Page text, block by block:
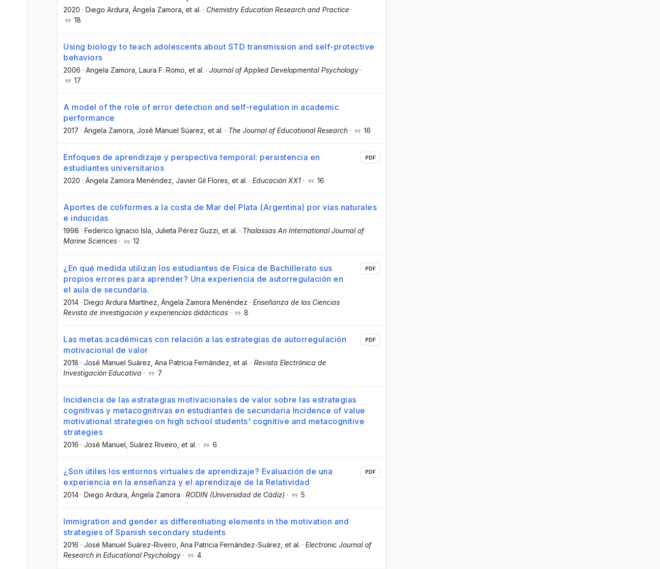
2020 · Diego Ardura , Ángela Zamora , et al. · Chemistry Education Research and Practice ·
18
Using biology to teach adolescents about STD transmission and self-protective
behaviors
2006 · Angela Zamora , Laura F. Romo , et al. · Journal of Applied Developmental Psychology ·
17
A model of the role of error detection and self-regulation in academic
performance
2017 · Ángela Zamora , José Manuel Súarez , et al. · The Journal of Educational Research · 16
Enfoques de aprendizaje y perspectiva temporal: persistencia en
estudiantes universitarios
2020 · Ángela Zamora Menéndez , Javier Gil Flores , et al. · Educación XX1 · 16
PDF
Aportes de coliformes a la costa de Mar del Plata (Argentina) por vías naturales
e inducidas
1998 · Federico Ignacio Isla , Julieta Pérez Guzzi , et al. · Thalassas An International Journal of
Marine Sciences · 12
¿En qué medida utilizan los estudiantes de Física de Bachillerato sus
propios errores para aprender? Una experiencia de autorregulación en
el aula de secundaria.
2014 · Diego Ardura Martínez , Ángela Zamora Menéndez · Enseñanza de las Ciencias
Revista de investigación y experiencias didácticas · 8
PDF
Las metas académicas con relación a las estrategias de autorregulación
motivacional de valor
2018 · José Manuel Suárez , Ana Patricia Fernández , et al. · Revista Electrónica de
Investigación Educativa · 7
PDF
Incidencia de las estrategias motivacionales de valor sobre las estrategias
cognitivas y metacognitivas en estudiantes de secundaria Incidence of value
motivational strategies on high school students' cognitive and metacognitive
strategies
2016 · José Manuel , Suárez Riveiro , et al. · 6
¿Son útiles los entornos virtuales de aprendizaje? Evaluación de una
experiencia en la enseñanza y el aprendizaje de la Relatividad
2014 · Diego Ardura , Ángela Zamora · RODIN (Universidad de Cádiz) · 5
PDF
Immigration and gender as differentiating elements in the motivation and
strategies of Spanish secondary students
2016 · José Manuel Suárez-Riveiro , Ana Patricia Fernández-Suárez , et al. · Electronic Journal of
Research in Educational Psychology · 4